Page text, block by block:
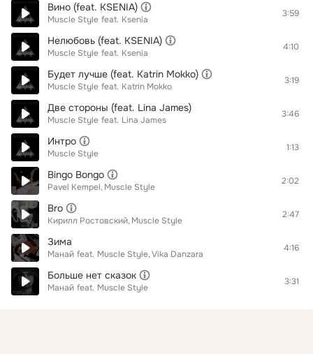
Вино (feat. KSENIA)
Muscle Style feat. Ksenia
3:59
Нелюбовь (feat. KSENIA)
Muscle Style feat. Ksenia
4:10
Будет лучше (feat. Katrin Mokko)
Muscle Style feat. Katrin Mokko
3:19
Две стороны (feat. Lina James)
Muscle Style feat. Lina James
3:46
Интро
Muscle Style
1:13
Bingo Bongo
Pavel Kempel Muscle Style
2:02
Bro
Кирилл Ростовский Muscle Style
2:47
Зима
Манай feat. Muscle Style Vika Danzara
4:16
Больше нет сказок
Манай feat. Muscle Style
3:31